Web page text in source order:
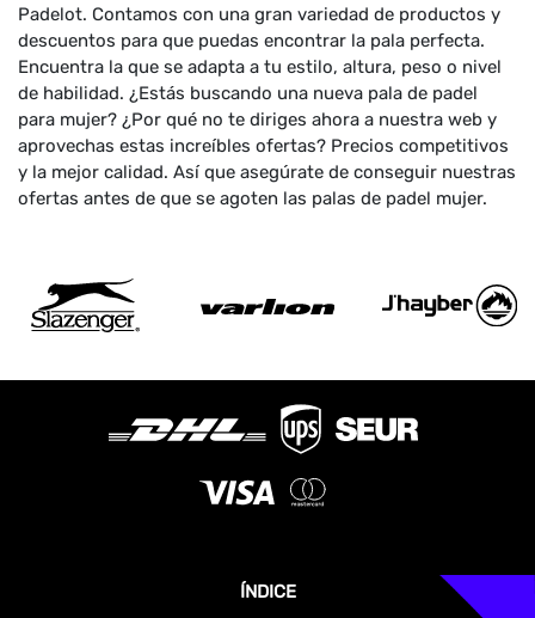
Padelot. Contamos con una gran variedad de productos y
descuentos para que puedas encontrar la pala perfecta.
Encuentra la que se adapta a tu estilo, altura, peso o nivel
de habilidad. ¿Estás buscando una nueva pala de padel
para mujer? ¿Por qué no te diriges ahora a nuestra web y
aprovechas estas increíbles ofertas? Precios competitivos
y la mejor calidad. Así que asegúrate de conseguir nuestras
ofertas antes de que se agoten las palas de padel mujer.
ÍNDICE